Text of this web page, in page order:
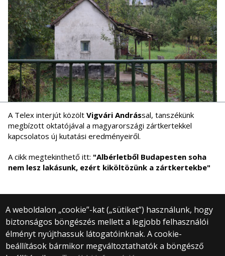
A Telex interjút közölt Vigvári Andrással, tanszékünk
megbízott oktatójával a magyarországi zártkertekkel
kapcsolatos új kutatási eredményeiről.
A cikk megtekinthető itt: "Albérletből Budapesten soha
nem lesz lakásunk, ezért kiköltözünk a zártkertekbe"
A weboldalon „cookie”-kat („sütiket”) használunk, hogy
biztonságos böngészés mellett a legjobb felhasználói
élményt nyújthassuk látogatóinknak. A cookie-
beállítások bármikor megváltoztathatók a böngésző
© 2025 Eötvös Loránd Tudományegyetem
Minden jog fenntartva.
1053 Budapest, Egyetem tér 1–3.